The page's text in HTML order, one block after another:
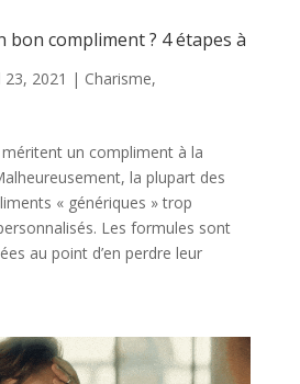
bon compliment ? 4 étapes à
23, 2021 | Charisme,
un compliment à la
la plupart des
« génériques » trop
Les formules sont
au point d’en perdre leur